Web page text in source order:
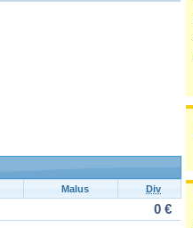
Malus Div
0 €